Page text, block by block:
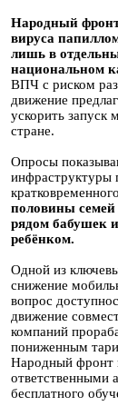
Народный
вируса
лишь в
национальном
ВПЧ с риском
движение
ускорить запуск
стране.
Опросы
инфраструктуры
половины семей
рядом бабушек
ребёнком.
Одной из
снижение
вопрос
движение
компаний
пониженным
Народный фронт
ответственными
бесплатного